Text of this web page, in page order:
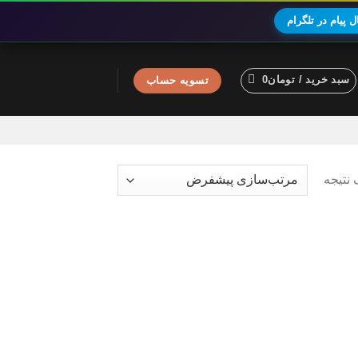
پیام در تلگرام
سبد خرید / تومان0 تسویه حساب